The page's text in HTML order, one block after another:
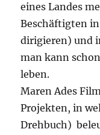
eines Landes
Beschäftigten
dirigieren) und
man kann
leben.
Maren Ades
Projekten, in
Drehbuch)